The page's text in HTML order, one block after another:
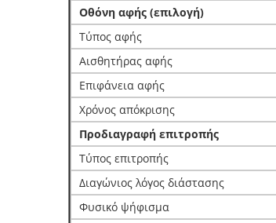
Οθόνη αφής (επιλογή)
Τύπος αφής
Αισθητήρας αφής
Επιφάνεια αφής
Χρόνος απόκρισης
Προδιαγραφή επιτροπής
Τύπος επιτροπής
Διαγώνιος λόγος διάστασης
Φυσικό ψήφισμα